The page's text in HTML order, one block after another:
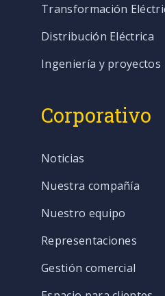
Transformación
Distribución Eléctrica
Ingeniería y proyectos
Corporativo
Noticias
Nuestra compañía
Nuestro equipo
Representaciones
Gestión comercial